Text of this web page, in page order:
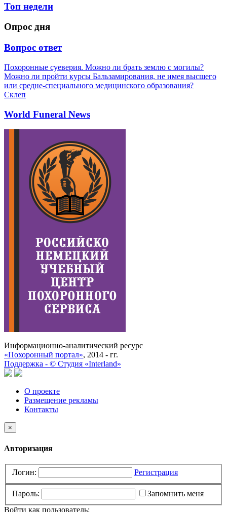
Топ недели
Опрос дня
Вопрос ответ
Похоронные суеверия. Можно ли брать землю с могилы?
Можно ли пройти курсы Бальзамирования, не имея высшего
или средне-специального медицинского образования?
Склеп
World Funeral News
Информационно-аналитический ресурс
«Похоронный портал», 2014 - гг.
Поддержка - © Cтудия «Interland»
О проекте
Размещение рекламы
Контакты
×
Авторизация
Логин: Регистрация
Пароль:
Запомнить меня
Войти как пользователь: